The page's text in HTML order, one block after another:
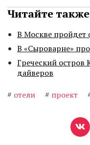
Читайте также
В Москве пройдет
В «Сыроварне»
Греческий остров
дайверов
# отели # проект